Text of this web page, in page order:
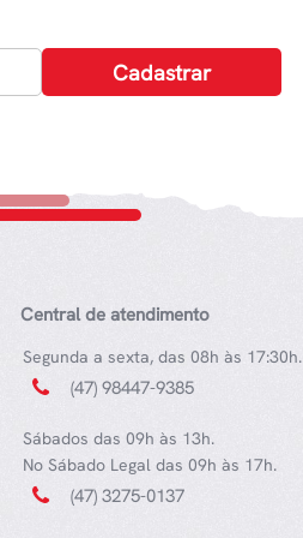
Central de atendimento
Segunda a sexta, das 08h às 17:30h.
(47) 98447-9385
Sábados das 09h às 13h.
No Sábado Legal das 09h às 17h.
(47) 3275-0137